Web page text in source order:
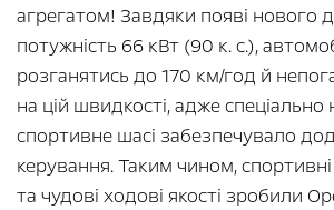
агрегатом! Завдяки появі нового
потужність 66 кВт (90 к. с.),
розганятись до 170 км/год й
на цій швидкості, адже
спортивне шасі забезпечувало
керування. Таким чином,
та чудові ходові якості зробили